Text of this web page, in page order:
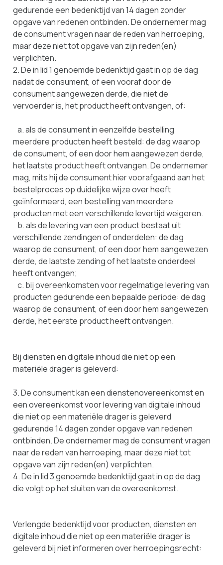
gedurende een bedenktijd van 14 dagen zonder
opgave van redenen ontbinden. De ondernemer mag
de consument vragen naar de reden van herroeping,
maar deze niet tot opgave van zijn reden(en)
verplichten.
2. De in lid 1 genoemde bedenktijd gaat in op de dag
nadat de consument, of een vooraf door de
consument aangewezen derde, die niet de
vervoerder is, het product heeft ontvangen, of:
a. als de consument in eenzelfde bestelling
meerdere producten heeft besteld: de dag waarop
de consument, of een door hem aangewezen derde,
het laatste product heeft ontvangen. De ondernemer
mag, mits hij de consument hier voorafgaand aan het
bestelproces op duidelijke wijze over heeft
geïnformeerd, een bestelling van meerdere
producten met een verschillende levertijd weigeren.
b. als de levering van een product bestaat uit
verschillende zendingen of onderdelen: de dag
waarop de consument, of een door hem aangewezen
derde, de laatste zending of het laatste onderdeel
heeft ontvangen;
c. bij overeenkomsten voor regelmatige levering van
producten gedurende een bepaalde periode: de dag
waarop de consument, of een door hem aangewezen
derde, het eerste product heeft ontvangen.
Bij diensten en digitale inhoud die niet op een
materiële drager is geleverd:
3. De consument kan een dienstenovereenkomst en
een overeenkomst voor levering van digitale inhoud
die niet op een materiële drager is geleverd
gedurende 14 dagen zonder opgave van redenen
ontbinden. De ondernemer mag de consument vragen
naar de reden van herroeping, maar deze niet tot
opgave van zijn reden(en) verplichten.
4. De in lid 3 genoemde bedenktijd gaat in op de dag
die volgt op het sluiten van de overeenkomst.
Verlengde bedenktijd voor producten, diensten en
digitale inhoud die niet op een materiële drager is
geleverd bij niet informeren over herroepingsrecht: